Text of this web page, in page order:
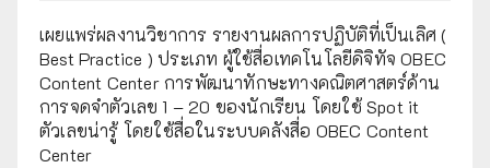
เผยแพร่ผลงานวิชาการ รายงานผลการปฏิบัติที่เป็นเลิศ (
Best Practice ) ประเภท ผู้ใช้สื่อเทคโนโลยีดิจิทัจ OBEC
Content Center การพัฒนาทักษะทางคณิตศาสตร์ด้าน
การจดจำตัวเลข 1 – 20 ของนักเรียน โดยใช้ Spot it
ตัวเลขน่ารู้ โดยใช้สื่อในระบบคลังสื่อ OBEC Content
Center